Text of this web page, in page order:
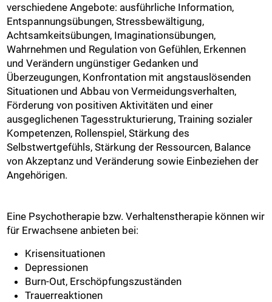
verschiedene Angebote: ausführliche Information,
Entspannungsübungen, Stressbewältigung,
Achtsamkeitsübungen, Imaginationsübungen,
Wahrnehmen und Regulation von Gefühlen, Erkennen
und Verändern ungünstiger Gedanken und
Überzeugungen, Konfrontation mit angstauslösenden
Situationen und Abbau von Vermeidungsverhalten,
Förderung von positiven Aktivitäten und einer
ausgeglichenen Tagesstrukturierung, Training sozialer
Kompetenzen, Rollenspiel, Stärkung des
Selbstwertgefühls, Stärkung der Ressourcen, Balance
von Akzeptanz und Veränderung sowie Einbeziehen der
Angehörigen.
Eine Psychotherapie bzw. Verhaltenstherapie können wir
für Erwachsene anbieten bei:
Krisensituationen
Depressionen
Burn-Out, Erschöpfungszuständen
Trauerreaktionen